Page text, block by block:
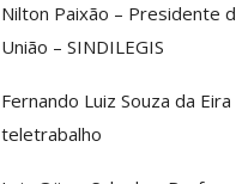
Nilton Paixão – Presidente
União – SINDILEGIS
Fernando Luiz Souza da
teletrabalho
O